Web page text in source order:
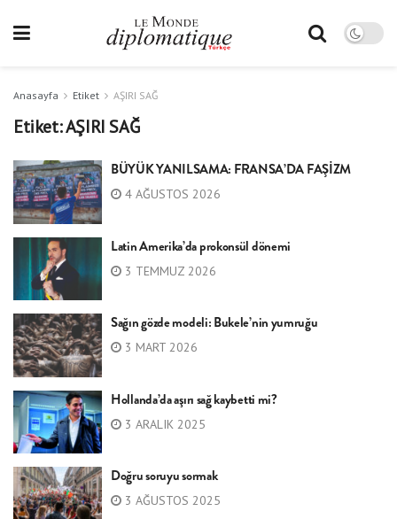
Anasayfa Etiket AŞIRI SAĞ
Etiket:AŞIRI SAĞ
BÜYÜK YANILSAMA: FRANSA’DA FAŞİZM
4 AĞUSTOS 2026
Latin Amerika’da prokonsül dönemi
3 TEMMUZ 2026
Sağın gözde modeli: Bukele’nin yumruğu
3 MART 2026
Hollanda’da aşırı sağ kaybetti mi?
3 ARALIK 2025
Doğru soruyu sormak
3 AĞUSTOS 2025